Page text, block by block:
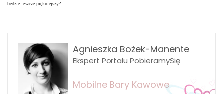
będzie jeszcze piękniejszy?
Agnieszka Bożek-Manente
Ekspert Portalu PobieramySię
Mobilne Bary Kawowe